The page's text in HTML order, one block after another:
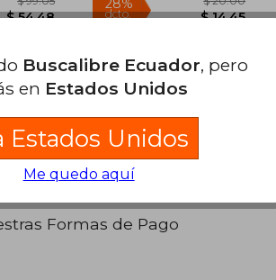
$ 99.05
$ 54.48
28%
dcto.
Formas de Pago
Buscalibre Ecuador, pero
en Estados Unidos
Estados Unidos
Me quedo aquí